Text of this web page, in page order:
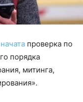
начата проверка по
порядка
митинга,